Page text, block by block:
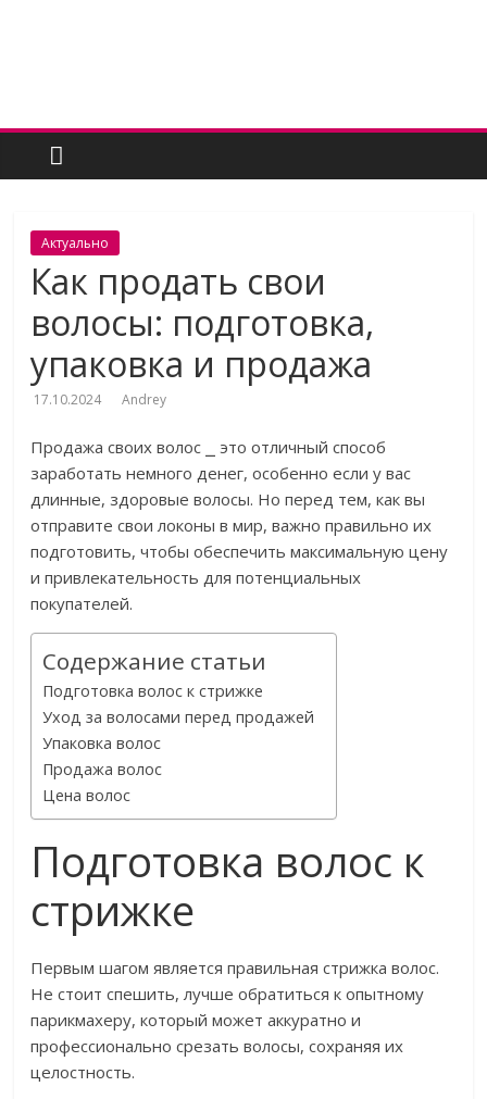
Женский
угодник
Блог
полезных
статей
для
женщин
Актуально
Как продать свои
волосы: подготовка,
упаковка и продажа
17.10.2024 Andrey
Продажа своих волос ⎯ это отличный способ
заработать немного денег, особенно если у вас
длинные, здоровые волосы. Но перед тем, как вы
отправите свои локоны в мир, важно правильно их
подготовить, чтобы обеспечить максимальную цену
и привлекательность для потенциальных
покупателей.
Содержание статьи
Подготовка волос к стрижке
Уход за волосами перед продажей
Упаковка волос
Продажа волос
Цена волос
Подготовка волос к
стрижке
Первым шагом является правильная стрижка волос.
Не стоит спешить, лучше обратиться к опытному
парикмахеру, который может аккуратно и
профессионально срезать волосы, сохраняя их
целостность.